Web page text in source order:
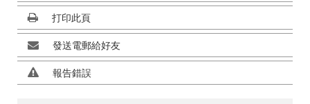
打印此頁
發送電郵給好友
報告錯誤